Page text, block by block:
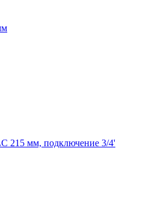
215 мм, подключение 3/4'